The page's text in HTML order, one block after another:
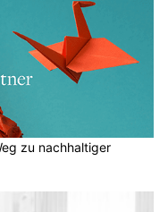
zu nachhaltiger